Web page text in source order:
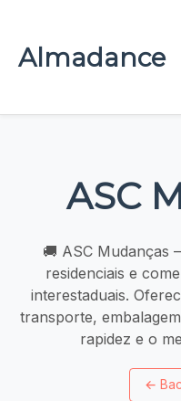
Almadance
ASC
🚚 ASC Mudanças
residenciais e
interestaduais.
transporte,
rapidez e o
←